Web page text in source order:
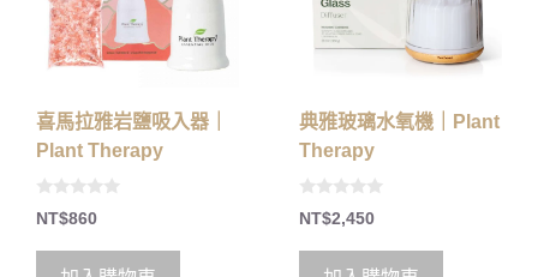
喜馬拉雅岩鹽吸入器｜
Plant Therapy
0
o
t
NT$860
典雅玻璃水氧機｜Plant
Therapy
0
o
t
NT$2,450